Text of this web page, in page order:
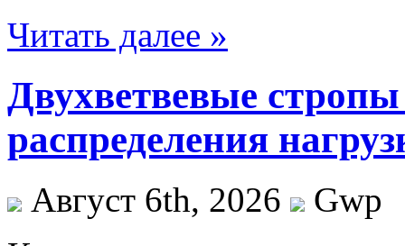
Читать далее »
Двухветвевые
распределения
Август 6th, 2026
Gwp